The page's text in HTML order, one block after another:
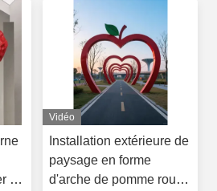
de
Vidéo
Installation extérieure de
paysage en forme
d'arche de pomme rouge